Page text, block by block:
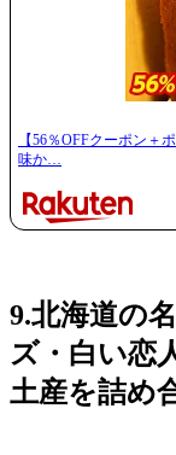
【56％OFFクーポン＋
味か…
9.北海道の
ズ・白い恋
土産を詰め